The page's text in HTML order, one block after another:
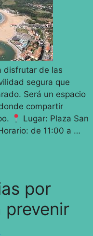
disfrutar de las
segura que
Será un espacio
compartir
Lugar: Plaza San
de 11:00 a …
por
prevenir